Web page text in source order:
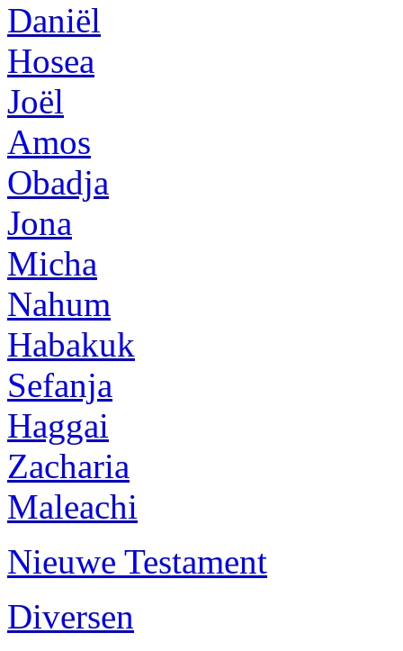
Daniël
Hosea
Joël
Amos
Obadja
Jona
Micha
Nahum
Habakuk
Sefanja
Haggai
Zacharia
Maleachi
Nieuwe Testament
Diversen